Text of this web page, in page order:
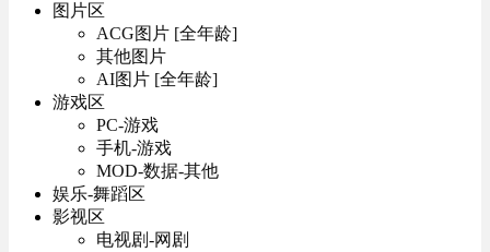
图片区
ACG图片 [全年龄]
其他图片
AI图片 [全年龄]
游戏区
PC-游戏
手机-游戏
MOD-数据-其他
娱乐-舞蹈区
影视区
电视剧-网剧